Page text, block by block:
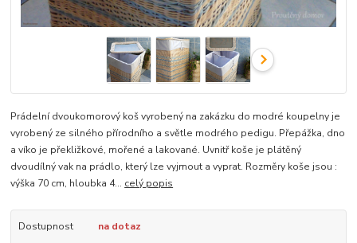
Prádelní dvoukomorový koš vyrobený na zakázku do modré koupelny je
vyrobený ze silného přírodního a světle modrého pedigu. Přepážka, dno
a víko je překližkové, mořené a lakované. Uvnitř koše je plátěný
dvoudílný vak na prádlo, který lze vyjmout a vyprat. Rozměry koše jsou :
výška 70 cm, hloubka 4... celý popis
Dostupnost na dotaz